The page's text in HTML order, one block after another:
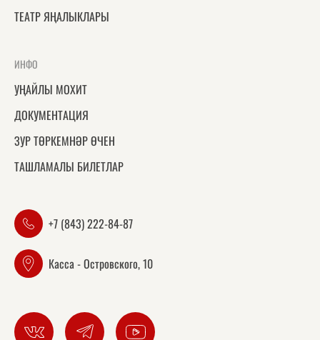
ТЕАТР ЯҢАЛЫКЛАРЫ
ИНФО
УҢАЙЛЫ МОХИТ
ДОКУМЕНТАЦИЯ
ЗУР ТӨРКЕМНӘР ӨЧЕН
ТАШЛАМАЛЫ БИЛЕТЛАР
+7 (843) 222-84-87
Касса - Островского, 10